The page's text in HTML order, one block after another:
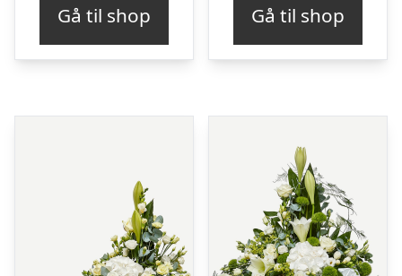
Gå til shop Gå til shop